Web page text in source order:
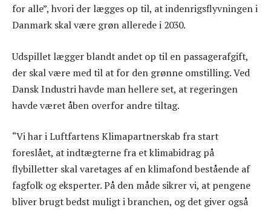
for alle”, hvori der lægges op til, at indenrigsflyvningen i
Danmark skal være grøn allerede i 2030.
Udspillet lægger blandt andet op til en passagerafgift,
der skal være med til at for den grønne omstilling. Ved
Dansk Industri havde man hellere set, at regeringen
havde været åben overfor andre tiltag.
“Vi har i Luftfartens Klimapartnerskab fra start
foreslået, at indtægterne fra et klimabidrag på
flybilletter skal varetages af en klimafond bestående af
fagfolk og eksperter. På den måde sikrer vi, at pengene
bliver brugt bedst muligt i branchen, og det giver også